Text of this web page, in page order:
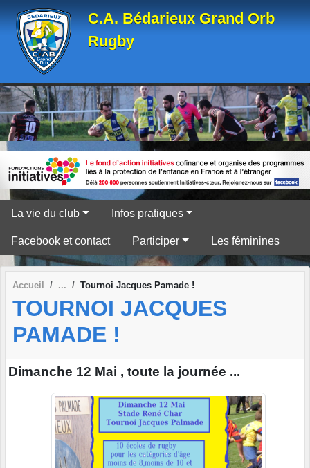
C.A. Bédarieux Grand Orb
Rugby
La vie du club Infos pratiques
Facebook et contact Participer Les féminines
Accueil Tournoi Jacques Pamade !
TOURNOI JACQUES
PAMADE !
Dimanche 12 Mai , toute la journée ...
Panneau de gestion des cookies